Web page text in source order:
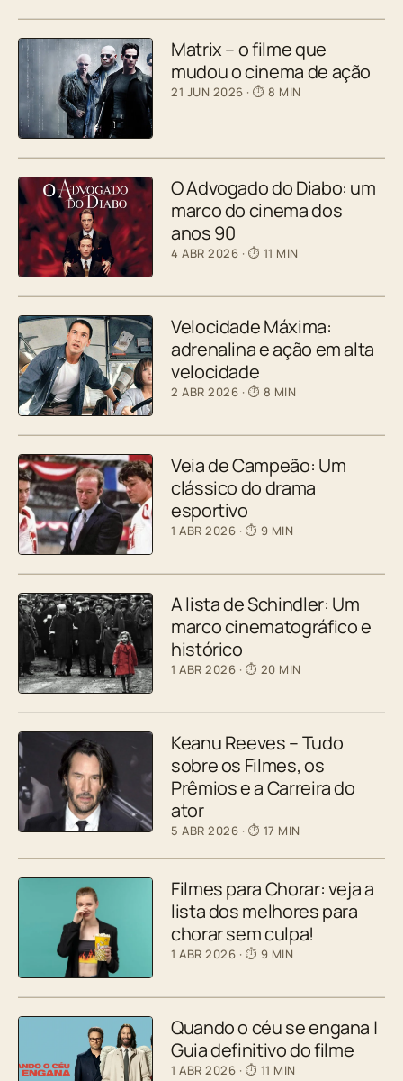
Matrix – o filme que
mudou o cinema de ação
21 JUN 2026 · ⏱ 8 MIN
O Advogado do Diabo: um
marco do cinema dos
anos 90
4 ABR 2026 · ⏱ 11 MIN
Velocidade Máxima:
adrenalina e ação em alta
velocidade
2 ABR 2026 · ⏱ 8 MIN
Veia de Campeão: Um
clássico do drama
esportivo
1 ABR 2026 · ⏱ 9 MIN
A lista de Schindler: Um
marco cinematográfico e
histórico
1 ABR 2026 · ⏱ 20 MIN
Keanu Reeves – Tudo
sobre os Filmes, os
Prêmios e a Carreira do
ator
5 ABR 2026 · ⏱ 17 MIN
Filmes para Chorar: veja a
lista dos melhores para
chorar sem culpa!
1 ABR 2026 · ⏱ 9 MIN
Quando o céu se engana |
Guia definitivo do filme
1 ABR 2026 · ⏱ 11 MIN